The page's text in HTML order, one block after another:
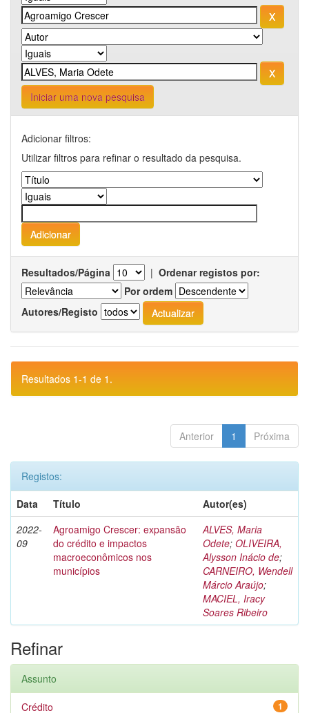
Iniciar uma nova pesquisa
Adicionar filtros:
Utilizar filtros para refinar o resultado da pesquisa.
Resultados/Página | Ordenar registos por:
Por ordem
Autores/Registo
Resultados 1-1 de 1.
Anterior 1 Próxima
Registos:
Data
Título
Autor(es)
2022-
09
Agroamigo Crescer: expansão
do crédito e impactos
macroeconômicos nos
municípios
ALVES, Maria
Odete; OLIVEIRA,
Alysson Inácio de;
CARNEIRO, Wendell
Márcio Araújo;
MACIEL, Iracy
Soares Ribeiro
Refinar
Assunto
1
Crédito